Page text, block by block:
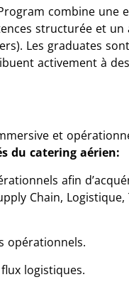
combine une
structurée et un
Les graduates
activement à
et
du catering aérien:
afin
Chain,
opérationnels.
logistiques.